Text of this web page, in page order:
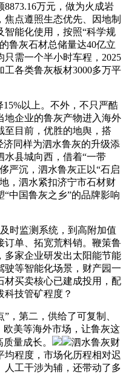
万元，做为火成岩
点遵照生态优先、因地制
能化使用，按照“科学规
鲁灰石材总储量达40亿立
需一个半小时车程，2025
各类鲁灰板材3000多万平
以上。不外，不只严酷
地企业的鲁灰产物进入海外
至目前，优胜的地舆，搭
济同样为泗水鲁灰的升级添
水县城向西，借着“一带
严沉，泗水鲁灰正以“石启
，泗水紧扣济宁市石材财
中国鲁灰之乡”的品牌影响
监测系统，到高附加值
订单、拓宽荒料销。鞭策鲁
多家企业研发出太阳能节能
驶等智能化场景，财产园一
材买卖核心已建成投用，配
科技管矿程度？
第二，供给了可复制、
欧美等海外市场，让鲁灰这
量成长。
泗水鲁灰财
均程度，市场化历程相对迟
人工干涉为辅，还带动了多